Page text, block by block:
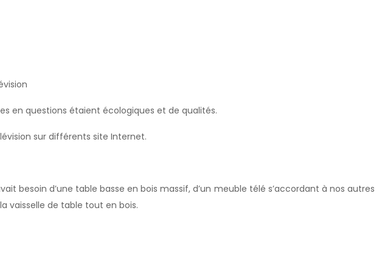
en questions étaient écologiques et de qualités.
sur différents site Internet.
besoin d’une table basse en bois massif, d’un meuble télé s’accordant à nos autres
vaisselle de table tout en bois.